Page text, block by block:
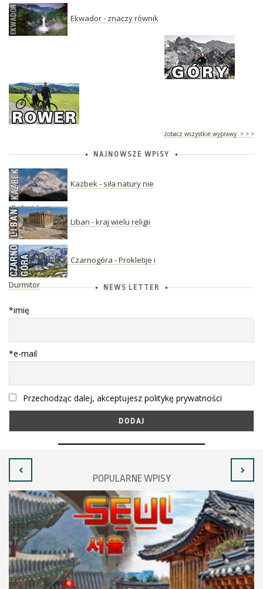
Ekwador - znaczy równik
zobacz wszystkie wyprawy > > >
NAJNOWSZE WPISY
Kazbek - siła natury nie
dla każdego
Liban - kraj wielu religii
Czarnogóra - Prokletije i
Durmitor NEWS LETTER
*imię
*e-mail
Przechodząc dalej, akceptujesz politykę prywatności
POPULARNE WPISY